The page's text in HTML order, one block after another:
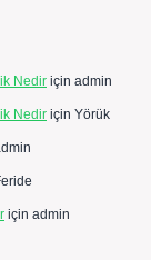
Nedir için admin
Nedir için Yörük
için admin